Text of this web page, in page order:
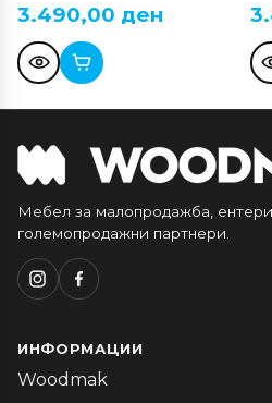
3.490,00 ден
Мебел за малопродажба,
големопродажни партнери.
ИНФОРМАЦИИ
Woodmak